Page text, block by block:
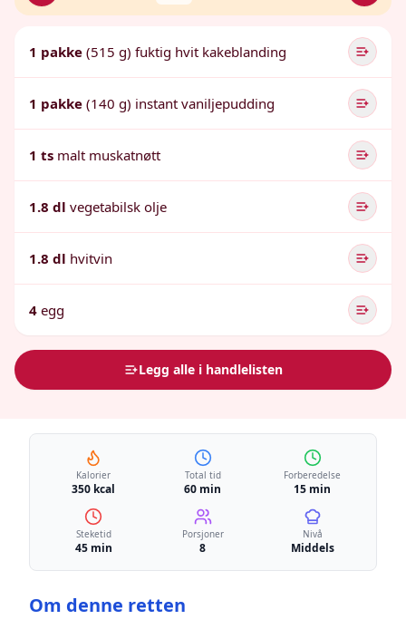
1 pakke (515 g) fuktig hvit kakeblanding
1 pakke (140 g) instant vaniljepudding
1 ts malt muskatnøtt
1.8 dl vegetabilsk olje
1.8 dl hvitvin
4 egg
Legg alle i handlelisten
Kalorier
350 kcal
Total tid
60 min
Forberedelse
15 min
Steketid
45 min
Porsjoner
8
Nivå
Middels
Om denne retten